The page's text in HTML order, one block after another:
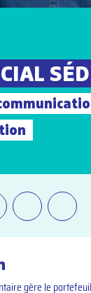
gère le